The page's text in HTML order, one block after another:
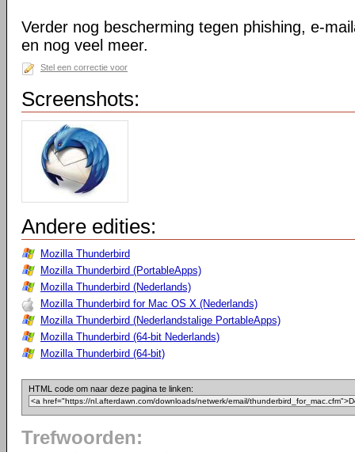
Verder nog bescherming tegen phishing, e-
en nog veel meer.
Stel een correctie voor
Screenshots:
Andere edities:
Mozilla Thunderbird
Mozilla Thunderbird (PortableApps)
Mozilla Thunderbird (Nederlands)
Mozilla Thunderbird for Mac OS X (Nederlands)
Mozilla Thunderbird (Nederlandstalige PortableApps)
Mozilla Thunderbird (64-bit Nederlands)
Mozilla Thunderbird (64-bit)
HTML code om naar deze pagina te linken:
Trefwoorden: